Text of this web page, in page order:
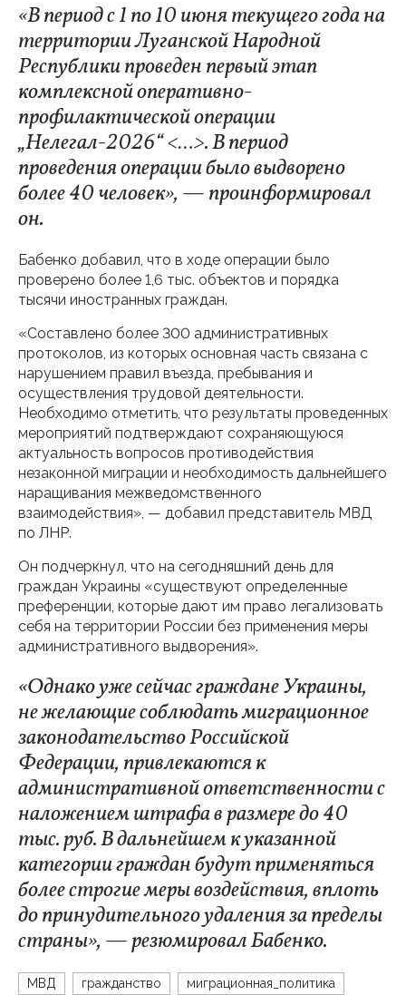
«В период с 1 по 10 июня текущего года на
территории Луганской Народной
Республики проведен первый этап
комплексной оперативно-
профилактической операции
„Нелегал-2026“ <…>. В период
проведения операции было выдворено
более 40 человек», — проинформировал
он.
Бабенко добавил, что в ходе операции было
проверено более 1,6 тыс. объектов и порядка
тысячи иностранных граждан.
«Составлено более 300 административных
протоколов, из которых основная часть связана с
нарушением правил въезда, пребывания и
осуществления трудовой деятельности.
Необходимо отметить, что результаты проведенных
мероприятий подтверждают сохраняющуюся
актуальность вопросов противодействия
незаконной миграции и необходимость дальнейшего
наращивания межведомственного
взаимодействия», — добавил представитель МВД
по ЛНР.
Он подчеркнул, что на сегодняшний день для
граждан Украины «существуют определенные
преференции, которые дают им право легализовать
себя на территории России без применения меры
административного выдворения».
«Однако уже сейчас граждане Украины,
не желающие соблюдать миграционное
законодательство Российской
Федерации, привлекаются к
административной ответственности с
наложением штрафа в размере до 40
тыс. руб. В дальнейшем к указанной
категории граждан будут применяться
более строгие меры воздействия, вплоть
до принудительного удаления за пределы
страны», — резюмировал Бабенко.
МВД гражданство миграционная_политика